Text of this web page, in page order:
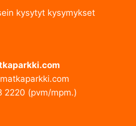
kysytyt kysymykset
2220 (pvm/mpm.)